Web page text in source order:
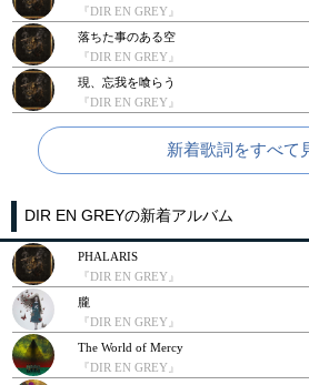
『DIR EN GREY』
落ちた事のある空
『DIR EN GREY』
現、忘我を喰らう
『DIR EN GREY』
新着歌詞をすべて
DIR EN GREYの新着アルバム
PHALARIS
『DIR EN GREY』
朧
『DIR EN GREY』
The World of Mercy
『DIR EN GREY』